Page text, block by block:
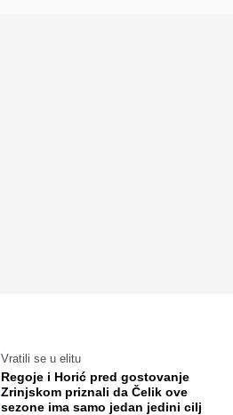
Vratili se u elitu
Regoje i Horić pred gostovanje
Zrinjskom priznali da Čelik ove
sezone ima samo jedan jedini cilj